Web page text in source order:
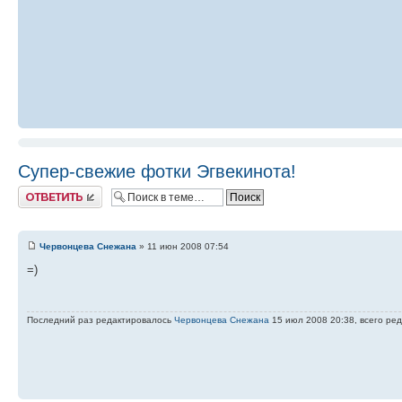
Супер-свежие фотки Эгвекинота!
Ответить
Червонцева Снежана » 11 июн 2008 07:54
=)
Последний раз редактировалось Червонцева Снежана 15 июл 2008 20:38, всего